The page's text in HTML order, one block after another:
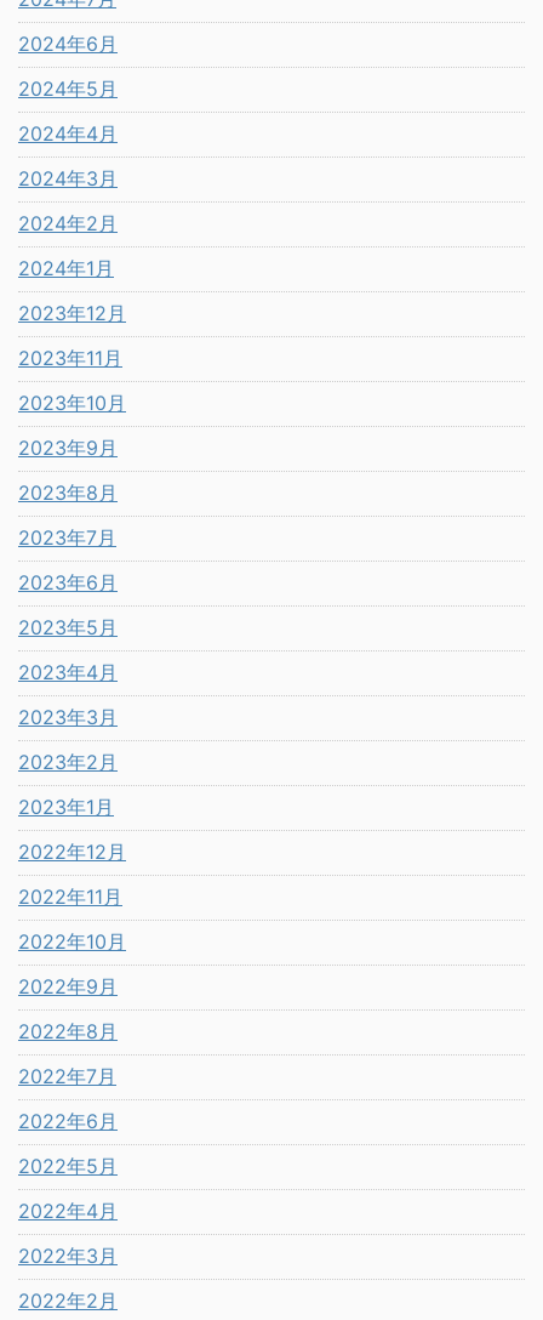
2024年6月
2024年5月
2024年4月
2024年3月
2024年2月
2024年1月
2023年12月
2023年11月
2023年10月
2023年9月
2023年8月
2023年7月
2023年6月
2023年5月
2023年4月
2023年3月
2023年2月
2023年1月
2022年12月
2022年11月
2022年10月
2022年9月
2022年8月
2022年7月
2022年6月
2022年5月
2022年4月
2022年3月
2022年2月